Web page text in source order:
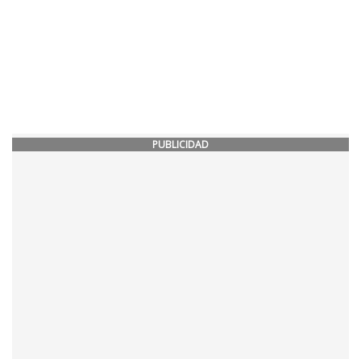
PUBLICIDAD